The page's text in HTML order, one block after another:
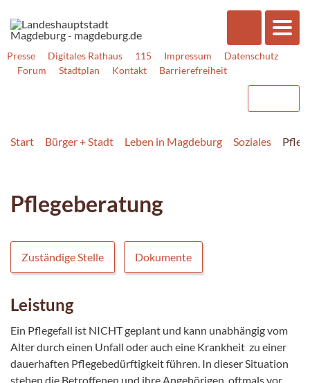
Presse Digitales Rathaus 115 Impressum
Datenschutz
Forum
Stadtplan Kontakt Barrierefreiheit
Start Bürger + Stadt Leben in Magdeburg Soziales
Pflegeberatung
Zuständige Stelle Dokumente
Leistung
Ein Pflegefall ist NICHT geplant und kann unabhängig vom
Alter durch einen Unfall oder auch eine Krankheit zu einer
dauerhaften Pflegebedürftigkeit führen. In dieser Situation
stehen die Betroffenen und ihre Angehörigen oftmals vor